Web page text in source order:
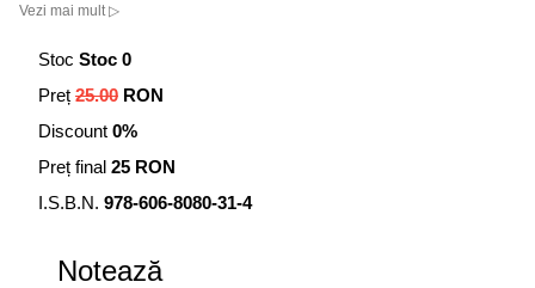
Bruce H. Lipton, autorul bestsellerului
Vezi mai mult ▷
Stoc Stoc 0
Preț 25.00 RON
Discount 0%
Preț final 25 RON
I.S.B.N. 978-606-8080-31-4
Notează